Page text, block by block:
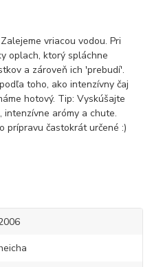
vriacou vodou. Pri
oplach, ktorý spláchne
a zároveň ich 'prebudí'.
toho, ako intenzívny čaj
hotový. Tip: Vyskúšajte
arómy a chute.
prípravu častokrát určené :)